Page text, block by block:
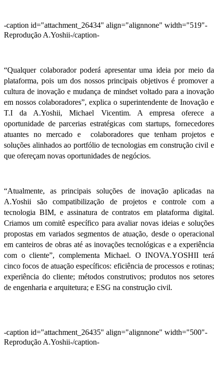
-caption id="attachment_26434" align="alignnone" width="519"-
Reprodução A.Yoshii-/caption-
“Qualquer colaborador poderá apresentar uma ideia por meio da
plataforma, pois um dos nossos principais objetivos é promover a
cultura de inovação e mudança de mindset voltado para a inovação
em nossos colaboradores”, explica o superintendente de Inovação e
T.I da A.Yoshii, Michael Vicentim. A empresa oferece a
oportunidade de parcerias estratégicas com startups, fornecedores
atuantes no mercado e colaboradores que tenham projetos e
soluções alinhados ao portfólio de tecnologias em construção civil e
que ofereçam novas oportunidades de negócios.
“Atualmente, as principais soluções de inovação aplicadas na
A.Yoshii são compatibilização de projetos e controle com a
tecnologia BIM, e assinatura de contratos em plataforma digital.
Criamos um comitê específico para avaliar novas ideias e soluções
propostas em variados segmentos de atuação, desde o operacional
em canteiros de obras até as inovações tecnológicas e a experiência
com o cliente”, complementa Michael. O INOVA.YOSHII terá
cinco focos de atuação específicos: eficiência de processos e rotinas;
experiência do cliente; métodos construtivos; produtos nos setores
de engenharia e arquitetura; e ESG na construção civil.
-caption id="attachment_26435" align="alignnone" width="500"-
Reprodução A.Yoshii-/caption-